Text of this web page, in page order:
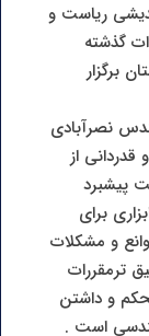
ریاست و
گذشته
برگزار
نصرآبادی
از
پیشبرد
برای
و مشکلات
ترمقررات
و داشتن
است .